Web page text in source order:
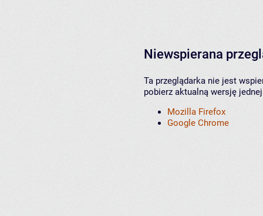
Niewspierana
Ta przeglądarka nie jest
pobierz aktualną wersję
Mozilla Firefox
Google Chrome